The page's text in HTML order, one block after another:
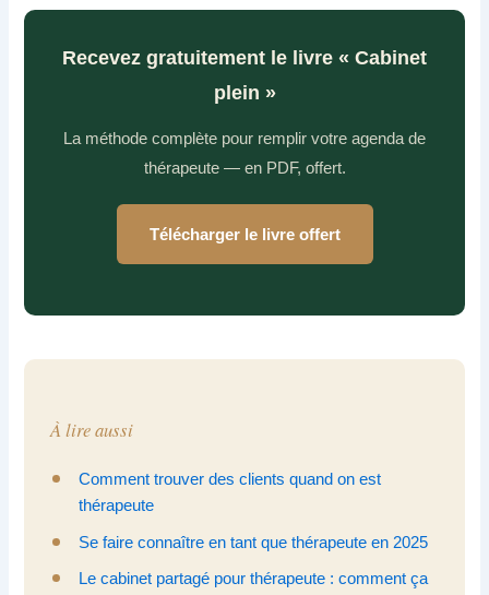
Recevez gratuitement le livre « Cabinet
plein »
La méthode complète pour remplir votre agenda de
thérapeute — en PDF, offert.
Télécharger le livre offert
À lire aussi
Comment trouver des clients quand on est
thérapeute
Se faire connaître en tant que thérapeute en 2025
Le cabinet partagé pour thérapeute : comment ça